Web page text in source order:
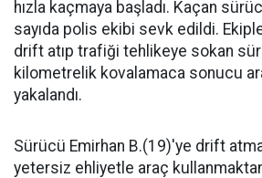
hızla kaçmaya başladı. Kaçan
sayıda polis ekibi sevk edildi.
drift atıp trafiği tehlikeye sokan
kilometrelik kovalamaca sonucu
yakalandı.
Sürücü Emirhan B.(19)'ye drift
yetersiz ehliyetle araç